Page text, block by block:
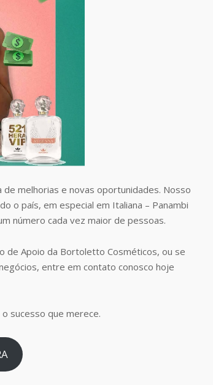
melhorias e novas oportunidades. Nosso
o país, em especial em Italiana – Panambi
número cada vez maior de pessoas.
de Apoio da Bortoletto Cosméticos, ou se
entre em contato conosco hoje
sucesso que merece.